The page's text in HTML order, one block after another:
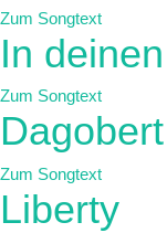
Zum Songtext
In
Zum Songtext
Zum Songtext
Liberty